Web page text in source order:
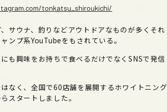
tonkatsu_shiroukichi/
サウナ、釣りなどアウトドアなものが多くそれ
ンプ系YouTubeをもされている。
も興味をお持ちで食べるだけでなくSNSで発信
なく、全国で60店舗を展開するホワイトニング
スタートしました。